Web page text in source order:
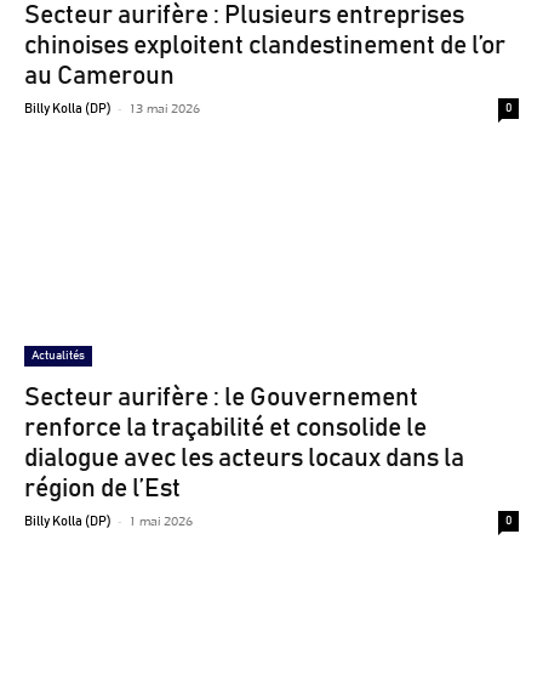
Secteur aurifère : Plusieurs entreprises
chinoises exploitent clandestinement de l’or
au Cameroun
Billy Kolla (DP) - 13 mai 2026 0
Actualités
Secteur aurifère : le Gouvernement
renforce la traçabilité et consolide le
dialogue avec les acteurs locaux dans la
région de l’Est
Billy Kolla (DP) - 1 mai 2026 0